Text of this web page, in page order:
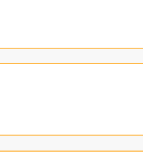
автора
любов, за деревню"